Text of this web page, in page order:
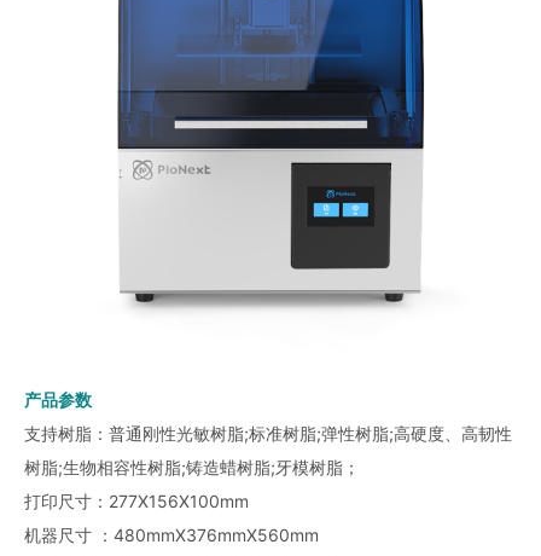
产品参数
支持树脂：普通刚性光敏树脂;标准树脂;弹性树脂;高硬度、高韧性
树脂;生物相容性树脂;铸造蜡树脂;牙模树脂；
打印尺寸：277X156X100mm
机器尺寸 ：480mmX376mmX560mm